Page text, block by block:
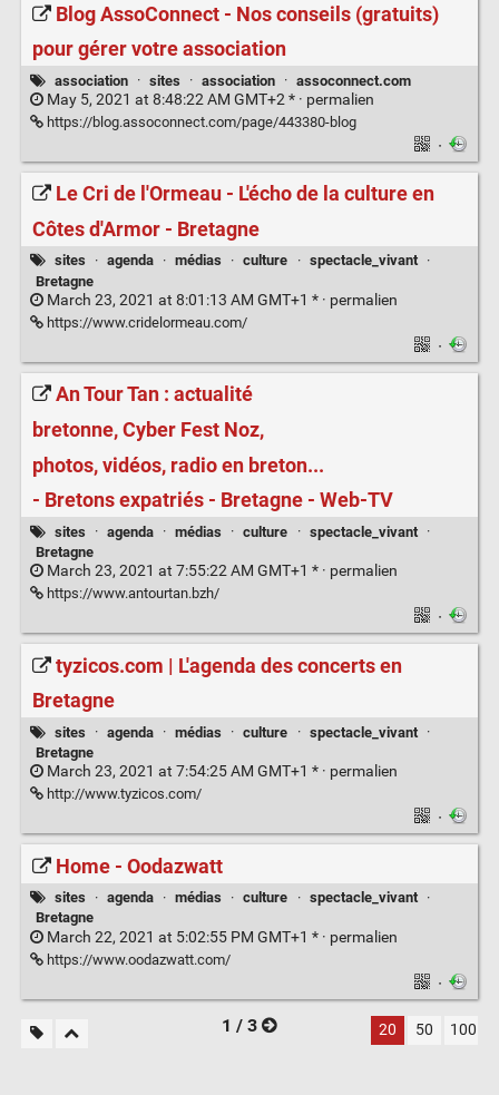
Blog AssoConnect - Nos conseils (gratuits)
pour gérer votre association
association · sites · association · assoconnect.com
May 5, 2021 at 8:48:22 AM GMT+2 * · permalien
https://blog.assoconnect.com/page/443380-blog
·
Le Cri de l'Ormeau - L'écho de la culture en
Côtes d'Armor - Bretagne
sites · agenda · médias · culture · spectacle_vivant
·
Bretagne
March 23, 2021 at 8:01:13 AM GMT+1 * · permalien
https://www.cridelormeau.com/
·
An Tour Tan : actualité
bretonne, Cyber Fest Noz,
photos, vidéos, radio en breton...
- Bretons expatriés - Bretagne - Web-TV
sites · agenda · médias · culture · spectacle_vivant
·
Bretagne
March 23, 2021 at 7:55:22 AM GMT+1 * · permalien
https://www.antourtan.bzh/
·
tyzicos.com | L'agenda des concerts en
Bretagne
sites · agenda · médias · culture · spectacle_vivant
·
Bretagne
March 23, 2021 at 7:54:25 AM GMT+1 * · permalien
http://www.tyzicos.com/
·
Home - Oodazwatt
sites · agenda · médias · culture · spectacle_vivant
·
Bretagne
March 22, 2021 at 5:02:55 PM GMT+1 * · permalien
https://www.oodazwatt.com/
·
1 / 3
20 50 100